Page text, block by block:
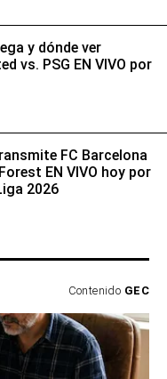
y dónde ver
vs. PSG EN VIVO por
FC Barcelona
EN VIVO hoy por
2026
Contenido GEC